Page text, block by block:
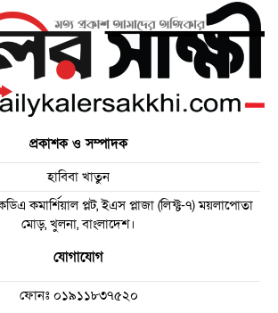
প্রকাশক ও সম্পাদক
হাবিবা খাতুন
কমার্শিয়াল প্লট, ইএস প্লাজা (লিফ্ট-৭) ময়লাপোতা
মোড়, খুলনা, বাংলাদেশ।
যোগাযোগ
ফোনঃ০১৯১১৮৩৭৫২০